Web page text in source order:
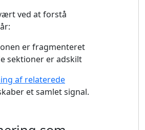
ved at forstå
er fragmenteret
sektioner er adskilt
af relaterede
et samlet signal.